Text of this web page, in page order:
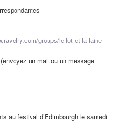
groups/le-lot-et-la-laine—
un mail ou un message
au festival d’Edimbourgh le samedi